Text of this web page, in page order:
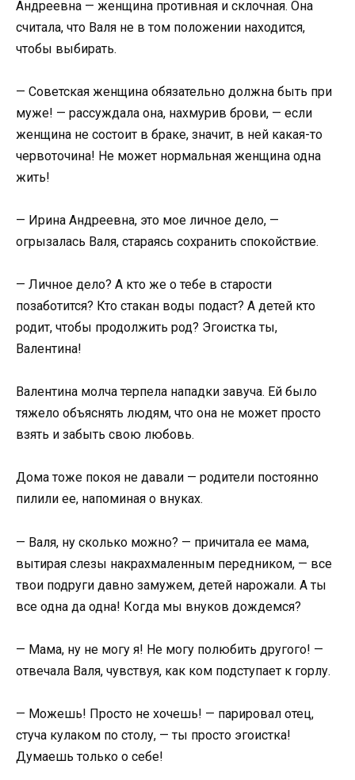
Андреевна — женщина противная и склочная. Она
считала, что Валя не в том положении находится,
чтобы выбирать.
— Советская женщина обязательно должна быть при
муже! — рассуждала она, нахмурив брови, — если
женщина не состоит в браке, значит, в ней какая-то
червоточина! Не может нормальная женщина одна
жить!
— Ирина Андреевна, это мое личное дело, —
огрызалась Валя, стараясь сохранить спокойствие.
— Личное дело? А кто же о тебе в старости
позаботится? Кто стакан воды подаст? А детей кто
родит, чтобы продолжить род? Эгоистка ты,
Валентина!
Валентина молча терпела нападки завуча. Ей было
тяжело объяснять людям, что она не может просто
взять и забыть свою любовь.
Дома тоже покоя не давали — родители постоянно
пилили ее, напоминая о внуках.
— Валя, ну сколько можно? — причитала ее мама,
вытирая слезы накрахмаленным передником, — все
твои подруги давно замужем, детей нарожали. А ты
все одна да одна! Когда мы внуков дождемся?
— Мама, ну не могу я! Не могу полюбить другого! —
отвечала Валя, чувствуя, как ком подступает к горлу.
— Можешь! Просто не хочешь! — парировал отец,
стуча кулаком по столу, — ты просто эгоистка!
Думаешь только о себе!